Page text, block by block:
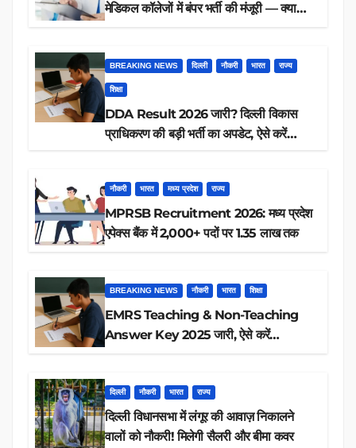
मेडिकल कॉलेजों में बंपर भर्ती की मंजूरी — क्या
BREAKING NEWS दिल्ली नौकरी भारत राज्य
शिक्षा
DDA Result 2026 जारी? दिल्ली विकास
प्राधिकरण की बड़ी भर्ती का अपडेट, ऐसे करें
नौकरी भारत मध्य प्रदेश राज्य
MPRSB Recruitment 2026: मध्य प्रदेश
एपेक्स बैंक में 2,000+ पदों पर 1.35 लाख तक
BREAKING NEWS नौकरी भारत शिक्षा
EMRS Teaching & Non-Teaching
Answer Key 2025 जारी, ऐसे करें
दिल्ली नौकरी भारत राज्य
दिल्ली विधानसभा में लंगूर की आवाज़ निकालने
वालों को नौकरी! मिलेगी सैलरी और बीमा कवर